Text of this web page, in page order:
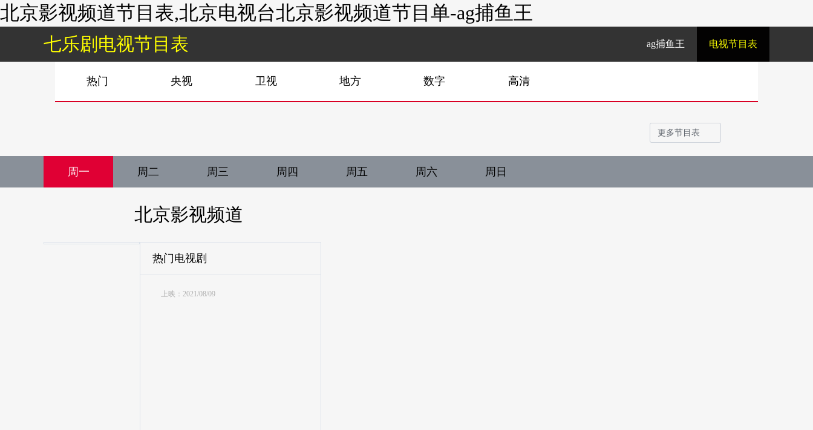
北京影视频道节目表,北京电视台北京影视频道节目单-ag捕鱼王
七乐剧电视节目表 电视节目表
ag捕鱼王
热门 央视 卫视 地方 数字 高清
更多节目表
周一 周二 周三 周四 周五 周六 周日
北京影视频道
热门电视剧
上映：2021/08/09